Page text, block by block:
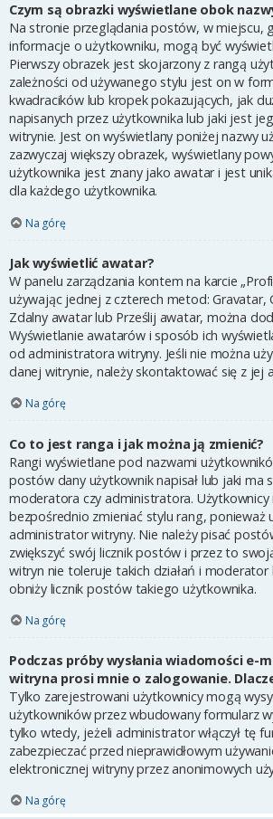
Czym są obrazki wyświetlane obok
Na stronie przeglądania postów, w miejscu,
informacje o użytkowniku, mogą być
Pierwszy obrazek jest skojarzony z rangą
zależności od używanego stylu jest on w
kwadracików lub kropek pokazujących, jak
napisanych przez użytkownika lub jaki jest
witrynie. Jest on wyświetlany poniżej nazwy
zazwyczaj większy obrazek, wyświetlany
użytkownika jest znany jako awatar i jest
dla każdego użytkownika.
Na górę
Jak wyświetlić awatar?
W panelu zarządzania kontem na karcie
używając jednej z czterech metod: Gravatar,
Zdalny awatar lub Prześlij awatar, można
Wyświetlanie awatarów i sposób ich
od administratora witryny. Jeśli nie można
danej witrynie, należy skontaktować się z jej
Na górę
Co to jest ranga i jak można ją zmienić?
Rangi wyświetlane pod nazwami
postów dany użytkownik napisał lub jaki ma
moderatora czy administratora. Użytkownicy
bezpośrednio zmieniać stylu rang, ponieważ
administrator witryny. Nie należy pisać
zwiększyć swój licznik postów i przez to
witryn nie toleruje takich działań i
obniży licznik postów takiego użytkownika.
Na górę
Podczas próby wysłania wiadomości e-
witryna prosi mnie o zalogowanie.
Tylko zarejestrowani użytkownicy mogą
użytkowników przez wbudowany formularz
tylko wtedy, jeżeli administrator włączył tę
zabezpieczać przed nieprawidłowym
elektronicznej witryny przez anonimowych
Na górę